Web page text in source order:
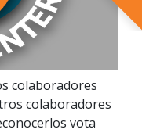
colaboradores
colaboradores
vota